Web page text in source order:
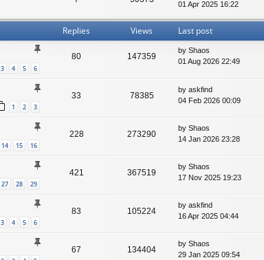
01 Apr 2025 16:22
Replies Views Last post
3 4 5 6
80 147359
by Shaos
01 Aug 2026 22:49
1 2 3
33 78385
by askfind
04 Feb 2026 00:09
14 15 16
228 273290
by Shaos
14 Jan 2026 23:28
27 28 29
421 367519
by Shaos
17 Nov 2025 19:23
3 4 5 6
83 105224
by askfind
16 Apr 2025 04:44
67 134404
by Shaos
29 Jan 2025 09:54